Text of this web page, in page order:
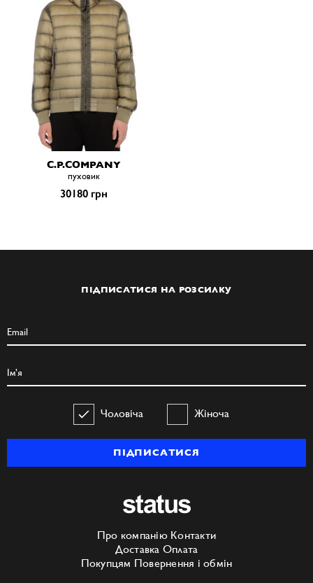
C.P.COMPANY
пуховик
30180 грн
ПІДПИСАТИСЯ НА РОЗСИЛКУ
Чоловіча Жіноча
ПІДПИСАТИСЯ
Про компанію Контакти
Доставка Оплата
Покупцям Повернення і обмін